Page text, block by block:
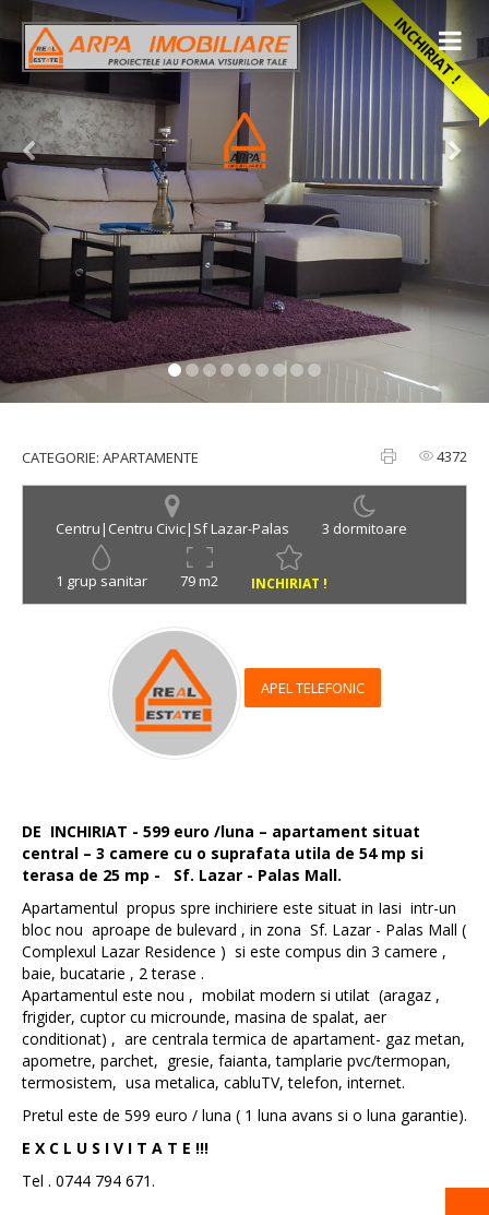
Apartament 3 camere – 79 mp
Centru Sf. Lazar – Palas
INCHIRIAT !
CATEGORIE: APARTAMENTE 4372
Centru|Centru Civic|Sf Lazar-Palas 3 dormitoare
1 grup sanitar 79 m2 INCHIRIAT !
APEL TELEFONIC
DE INCHIRIAT - 599 euro /luna – apartament situat
central – 3 camere cu o suprafata utila de 54 mp si
terasa de 25 mp - Sf. Lazar - Palas Mall.
Apartamentul propus spre inchiriere este situat in Iasi intr-un
bloc nou aproape de bulevard , in zona Sf. Lazar - Palas Mall (
Complexul Lazar Residence ) si este compus din 3 camere ,
baie, bucatarie , 2 terase .
Apartamentul este nou , mobilat modern si utilat (aragaz ,
frigider, cuptor cu microunde, masina de spalat, aer
conditionat) , are centrala termica de apartament- gaz metan,
apometre, parchet, gresie, faianta, tamplarie pvc/termopan,
termosistem, usa metalica, cabluTV, telefon, internet.
Pretul este de 599 euro / luna ( 1 luna avans si o luna garantie).
E X C L U S I V I T A T E !!!
Tel . 0744 794 671.